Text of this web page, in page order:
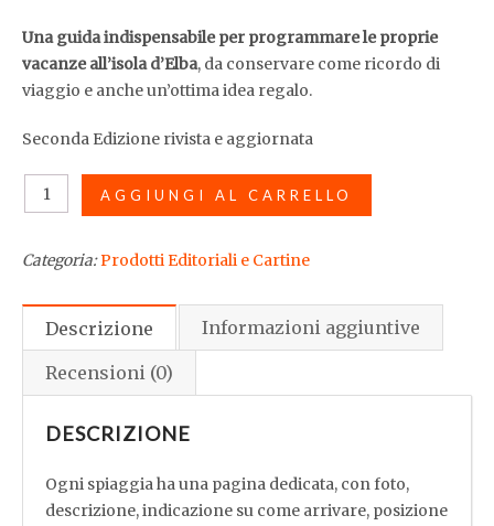
Una guida indispensabile per programmare le proprie
vacanze all’isola d’Elba, da conservare come ricordo di
viaggio e anche un’ottima idea regalo.
Seconda Edizione rivista e aggiornata
Guida
cartacea
spiagge
d'Elba"
in
Italiano
quantità
AGGIUNGI AL CARRELLO
Categoria:Prodotti Editoriali e Cartine
Descrizione Informazioni aggiuntive
Recensioni (0)
DESCRIZIONE
Ogni spiaggia ha una pagina dedicata, con foto,
descrizione, indicazione su come arrivare, posizione